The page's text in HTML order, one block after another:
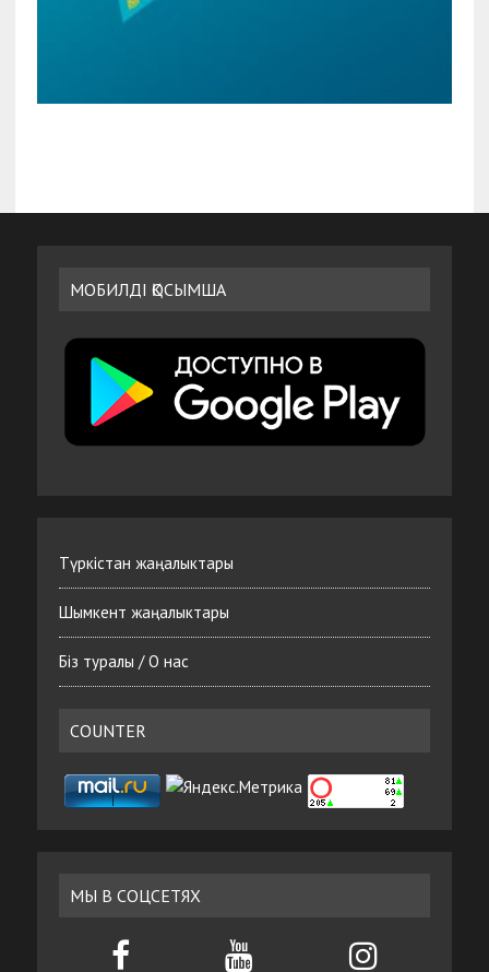
МОБИЛДІ ҚОСЫМША
Түркістан жаңалыктары
Шымкент жаңалыктары
Біз туралы / О нас
COUNTER
МЫ В СОЦСЕТЯХ